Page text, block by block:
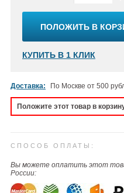
ПОЛОЖИТЬ В
КУПИТЬ В 1 КЛИК
Доставка: По Москве от 500
Положите этот товар в
СПОСОБ ОПЛАТЫ:
Вы можете оплатить этот
России: